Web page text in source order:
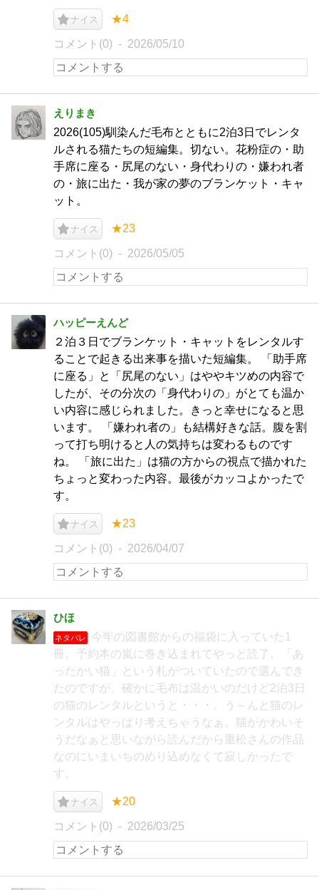
ナイス ★4
コメント(0) 2026/05/10
えりまき
2026(105)馴染んだ毛布とともに2泊3日でレンタ
ルされる猫たちの短編集。切ない。花粉症の・助
手席に座る・尻尾のない・身代わりの・嫌われ者
の・旅に出た・我が家の夢のブランケット・キャ
ット。
ナイス ★23
コメント(0) 2026/05/05
ハッピーえんど
２泊３日でブランケット・キャットをレンタルす
ることで起きる出来事を描いた短編集。 「助手席
に座る」と「尻尾のない」はややキツめの内容で
したが、その分次の「身代わりの」がとても温か
い内容に感じられました。きっと幸せになると思
います。 「嫌われ者の」も結構好きな話。腹を割
って打ち明けると人の気持ちは変わるものです
ね。 「旅に出た」は猫の方からの視点で描かれた
ちょっと変わった内容。最後がカッコよかったで
す。
ナイス ★23
コメント(0) 2026/04/07
ひほ
ネタバレ
今年の図書館からの福袋に入っていた1
冊。予約本の嵐に巻き込まれてやっと読了。「あ
ったかい猫」という札がついていたので選んでき
たのですが、確かに毛布は温かいのだけど2泊3日
の猫のレンタルというと・・・。う～んと猫のレ
ンタルはやっぱり考えちゃうなぁ。猫がかわいそ
うだなぁと思いながら読んだから重松さんの作品
なのにいまいちのめり込めなくて寂しかったで
す。
ナイス ★20
コメント(0) 2026/03/25